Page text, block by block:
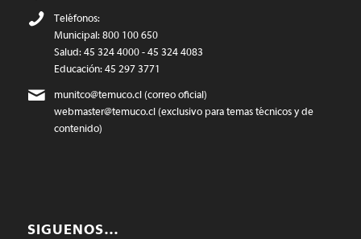
Teléfonos:
Municipal: 800 100 650
Salud: 45 324 4000 - 45 324 4083
Educación: 45 297 3771
munitco@temuco.cl(correo oficial)
webmaster@temuco.cl(exclusivo para temas técnicos y de
contenido)
SIGUENOS…